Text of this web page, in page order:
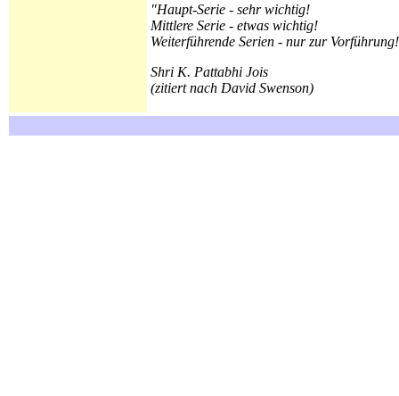
"Haupt-Serie - sehr wichtig!
Mittlere Serie - etwas wichtig!
Weiterführende Serien - nur zur
Shri K. Pattabhi Jois
(zitiert nach David Swenson)